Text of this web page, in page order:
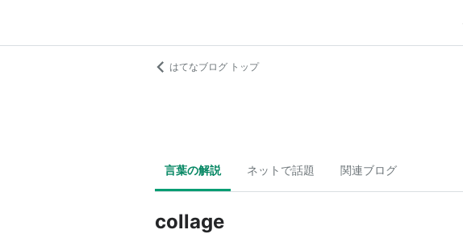
はてなブログ トップ
言葉の解説 ネットで話題 関連ブログ
collage